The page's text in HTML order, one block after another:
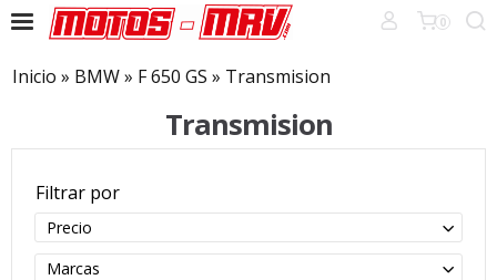
0
Inicio » BMW» F 650 GS » Transmision
Transmision
Filtrar por
Precio
Marcas